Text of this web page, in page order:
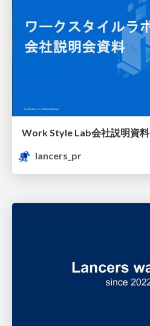
Work Style Lab会社説明資料
lancers_pr